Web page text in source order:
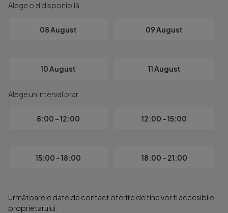
Alege o zi disponibilă
08 August 09 August
10 August 11 August
Alege un interval orar
8:00 - 12:00 12:00 - 15:00
15:00 - 18:00 18:00 - 21:00
Următoarele date de contact oferite de tine vor fi accesibile
proprietarului: